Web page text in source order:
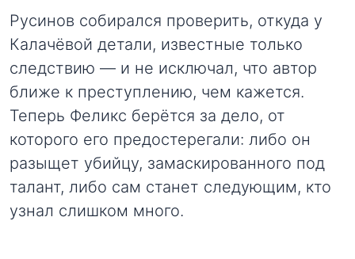
Русинов собирался проверить, откуда у
Калачёвой детали, известные только
следствию — и не исключал, что автор
ближе к преступлению, чем кажется.
Теперь Феликс берётся за дело, от
которого его предостерегали: либо он
разыщет убийцу, замаскированного под
талант, либо сам станет следующим, кто
узнал слишком много.